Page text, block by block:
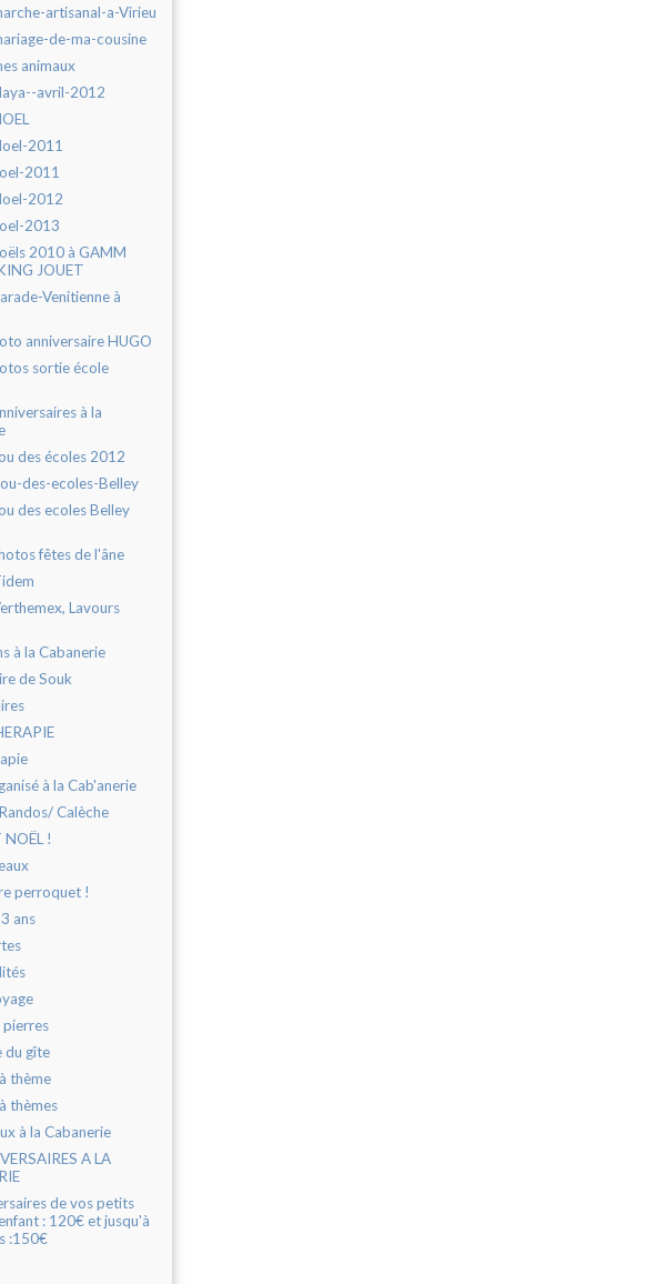
artisanal-a-Virieu
de-ma-cousine
animaux
avril-2012
2011
2011
2012
2013
2010 à GAMM
JOUET
Venitienne à
anniversaire HUGO
sortie école
à la
des écoles 2012
des-ecoles-Belley
des ecoles Belley
fêtes de l'âne
Lavours
à la Cabanerie
de Souk
à la Cab'anerie
Calèche
!
perroquet !
ans
pierres
du gîte
thème
thèmes
à la Cabanerie
A LA
de vos petits
: 120€ et jusqu'à
:150€